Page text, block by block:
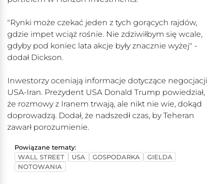
"Rynki może czekać jeden z tych gorących rajdów,
gdzie impet wciąż rośnie. Nie zdziwiłbym się wcale,
gdyby pod koniec lata akcje były znacznie wyżej" -
dodał Dickson.
Inwestorzy oceniają informacje dotyczące negocjacji
USA-Iran. Prezydent USA Donald Trump powiedział,
że rozmowy z Iranem trwają, ale nikt nie wie, dokąd
doprowadzą. Dodał, że nadszedł czas, by Teheran
zawarł porozumienie.
Powiązane tematy:
WALL STREET
USA GOSPODARKA
GIELDA
NOTOWANIA